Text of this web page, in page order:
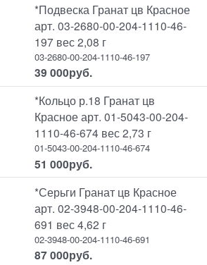
*Подвеска Гранат цв Красное
арт. 03-2680-00-204-1110-46-
197 вес 2,08 г
03-2680-00-204-1110-46-197
39 000руб.
*Кольцо р.18 Гранат цв
Красное арт. 01-5043-00-204-
1110-46-674 вес 2,73 г
01-5043-00-204-1110-46-674
51 000руб.
*Серьги Гранат цв Красное
арт. 02-3948-00-204-1110-46-
691 вес 4,62 г
02-3948-00-204-1110-46-691
87 000руб.